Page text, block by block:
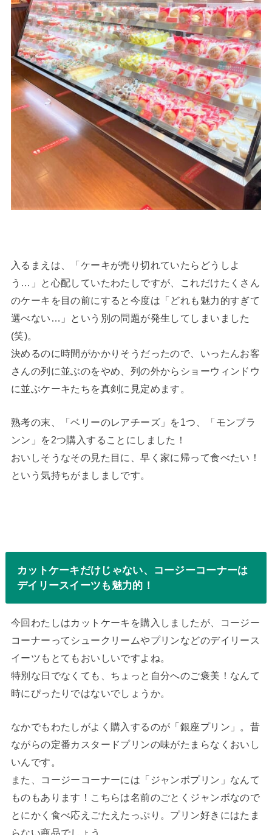
入るまえは、「ケーキが売り切れていたらどうしよ
う…」と心配していたわたしですが、これだけたくさん
のケーキを目の前にすると今度は「どれも魅力的すぎて
選べない…」という別の問題が発生してしまいました
(笑)。
決めるのに時間がかかりそうだったので、いったんお客
さんの列に並ぶのをやめ、列の外からショーウィンドウ
に並ぶケーキたちを真剣に見定めます。
熟考の末、「ベリーのレアチーズ」を1つ、「モンブラ
ンン」を2つ購入することにしました！
おいしそうなその見た目に、早く家に帰って食べたい！
という気持ちがましましです。
カットケーキだけじゃない、コージーコーナーは
デイリースイーツも魅力的！
今回わたしはカットケーキを購入しましたが、コージー
コーナーってシュークリームやプリンなどのデイリース
イーツもとてもおいしいですよね。
特別な日でなくても、ちょっと自分へのご褒美！なんて
時にぴったりではないでしょうか。
なかでもわたしがよく購入するのが「銀座プリン」。昔
ながらの定番カスタードプリンの味がたまらなくおいし
いんです。
また、コージーコーナーには「ジャンボプリン」なんて
ものもあります！こちらは名前のごとくジャンボなので
とにかく食べ応えごたえたっぷり。プリン好きにはたま